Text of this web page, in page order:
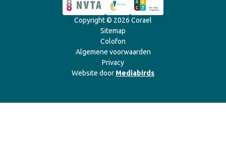
Copyright © 2026 Corael
Sitemap
Colofon
Algemene voorwaarden
Privacy
Website door Mediabirds